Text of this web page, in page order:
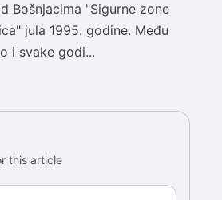
Bošnjacima "Sigurne zone
jula 1995. godine. Među
i svake godi...
this article